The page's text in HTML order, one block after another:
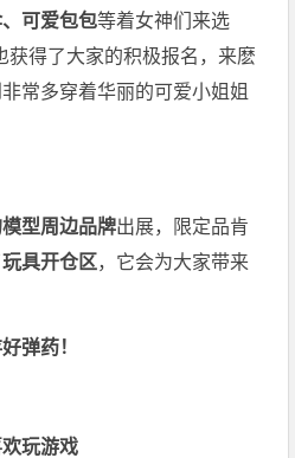
可爱包包等着女神们来选
获得了大家的积极报名，来麽
常多穿着华丽的可爱小姐姐
型周边品牌出展，限定品肯
玩具开仓区，它会为大家带来
弹药！
玩游戏